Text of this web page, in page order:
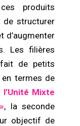
produits
de structurer
d’augmenter
Les filières
de petits
termes de
l’Unité Mixte
, la seconde
objectif de